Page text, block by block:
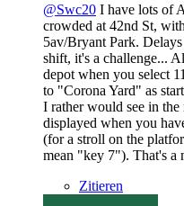
@Swc20 I have lots of
crowded at 42nd St,
5av/Bryant Park.
shift, it's a challenge...
depot when you select
to "Corona Yard" as
I rather would see in
displayed when you
(for a stroll on the
mean "key 7"). That's a
Zitieren